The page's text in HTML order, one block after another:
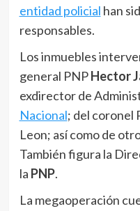
entidad policial han
responsables.
Los inmuebles
general PNPHector
exdirector de
Nacional; del coronel
Leon; así como de
También figura la
la PNP.
La megaoperación